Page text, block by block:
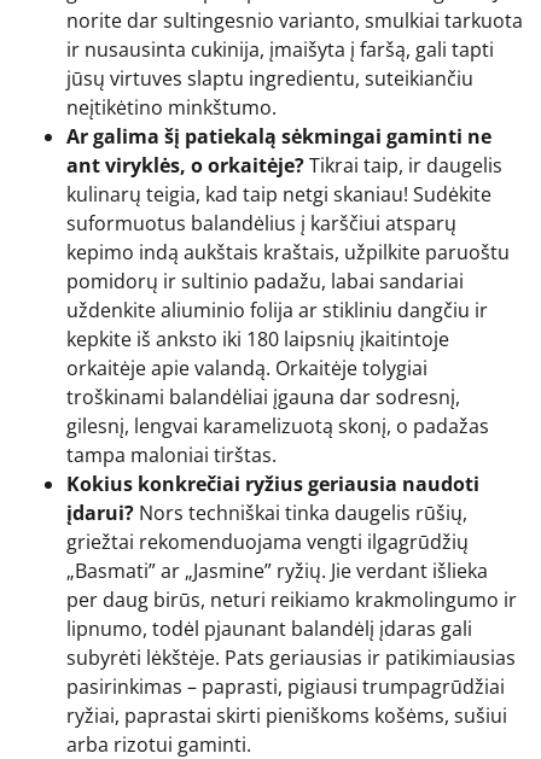
norite dar sultingesnio varianto, smulkiai tarkuota
ir nusausinta cukinija, įmaišyta į faršą, gali tapti
jūsų virtuves slaptu ingredientu, suteikiančiu
neįtikėtino minkštumo.
Ar galima šį patiekalą sėkmingai gaminti ne
ant viryklės, o orkaitėje?Tikrai taip, ir daugelis
kulinarų teigia, kad taip netgi skaniau! Sudėkite
suformuotus balandėlius į karščiui atsparų
kepimo indą aukštais kraštais, užpilkite paruoštu
pomidorų ir sultinio padažu, labai sandariai
uždenkite aliuminio folija ar stikliniu dangčiu ir
kepkite iš anksto iki 180 laipsnių įkaitintoje
orkaitėje apie valandą. Orkaitėje tolygiai
troškinami balandėliai įgauna dar sodresnį,
gilesnį, lengvai karamelizuotą skonį, o padažas
tampa maloniai tirštas.
Kokius konkrečiai ryžius geriausia naudoti
įdarui? Nors techniškai tinka daugelis rūšių,
griežtai rekomenduojama vengti ilgagrūdžių
„Basmati” ar „Jasmine” ryžių. Jie verdant išlieka
per daug birūs, neturi reikiamo krakmolingumo ir
lipnumo, todėl pjaunant balandėlį įdaras gali
subyrėti lėkštėje. Pats geriausias ir patikimiausias
pasirinkimas – paprasti, pigiausi trumpagrūdžiai
ryžiai, paprastai skirti pieniškoms košėms, sušiui
arba rizotui gaminti.